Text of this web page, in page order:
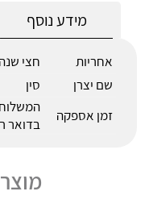
מידע נוסף
אחריות
חצי
שם יצרן
סין
זמן אספקה
בדואר